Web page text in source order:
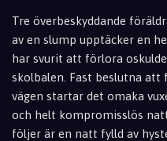
Tre överbeskyddande
av en slump upptäcker en
har svurit att förlora
skolbalen. Fast beslutna att
vägen startar det omaka
och helt kompromisslös
följer är en natt fylld av